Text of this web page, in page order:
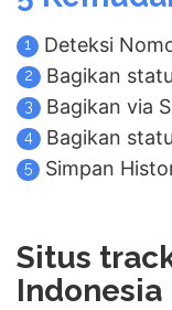
1 Deteksi
2 Bagikan
3 Bagikan via
4 Bagikan
5 Simpan
Situs
Indonesia